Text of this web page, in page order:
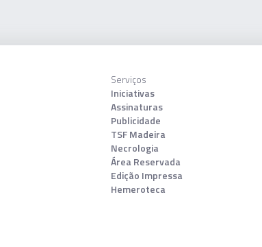
Serviços
Iniciativas
Assinaturas
Publicidade
TSF Madeira
Necrologia
Área Reservada
Edição Impressa
Hemeroteca